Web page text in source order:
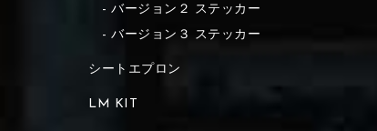
バージョン２ ステッカー
バージョン３ ステッカー
シートエプロン
LM KIT